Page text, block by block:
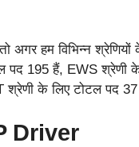
अगर हम विभिन्न
पद 195 हैं, EWS श्रेणी
के लिए टोटल पद 37
Driver